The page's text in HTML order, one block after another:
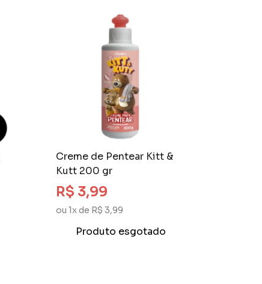
Creme de Pentear Kitt &
Kutt 200 gr
R$ 3,99
ou 1x de R$ 3,99
Produto esgotado